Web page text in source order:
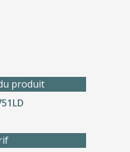
produit